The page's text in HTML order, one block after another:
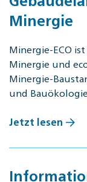
Minergie
Minergie-ECO
Minergie und
Minergie-
und Bauökologie.
Jetzt lesen